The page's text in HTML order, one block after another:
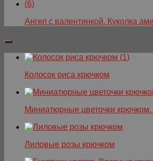
Ангел с валентинкой. Куколка
Колосок риса крючком
Миниатюрные цветочки
Лиловые розы крючком